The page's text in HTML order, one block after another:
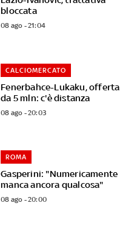
bloccata
08 ago - 21:04
Fenerbahce-Lukaku, offerta
da 5 mln: c'è distanza
CALCIOMERCATO
08 ago - 20:03
Gasperini: "Numericamente
manca ancora qualcosa"
ROMA
08 ago - 20:00